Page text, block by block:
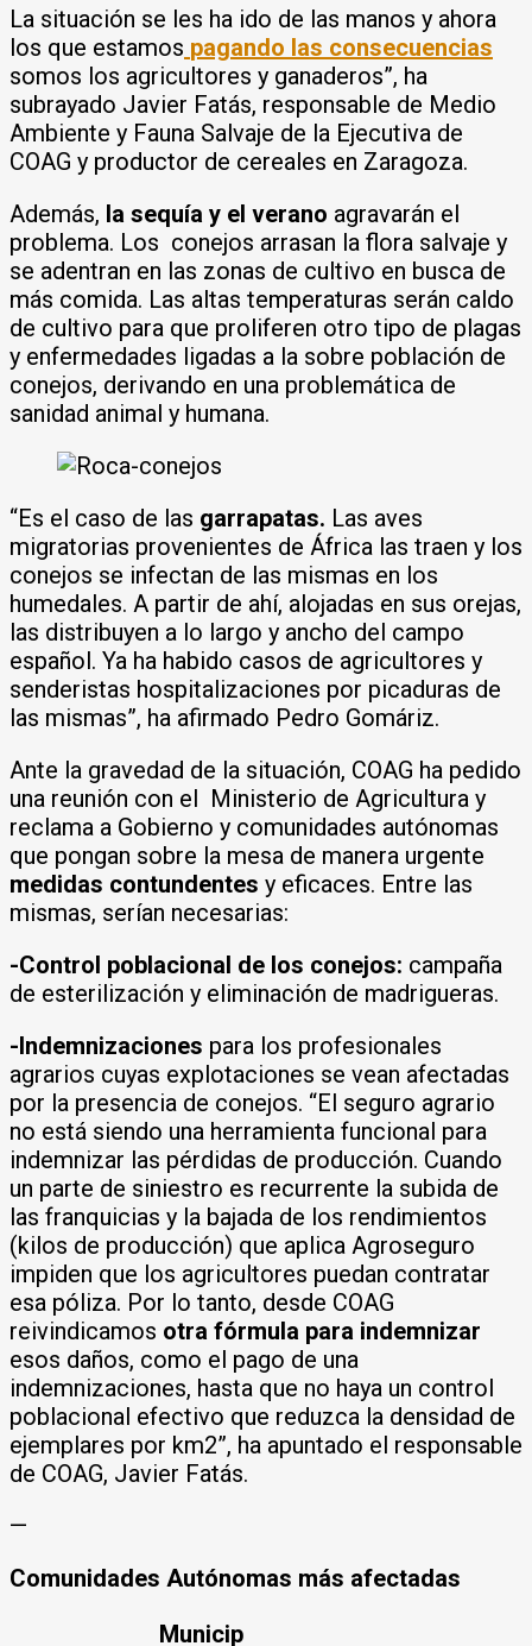
La situación se les ha ido de las manos y ahora
los que estamos pagando las consecuencias
somos los agricultores y ganaderos”, ha
subrayado Javier Fatás, responsable de Medio
Ambiente y Fauna Salvaje de la Ejecutiva de
COAG y productor de cereales en Zaragoza.
Además, la sequía y el verano agravarán el
problema. Los conejos arrasan la flora salvaje y
se adentran en las zonas de cultivo en busca de
más comida. Las altas temperaturas serán caldo
de cultivo para que proliferen otro tipo de plagas
y enfermedades ligadas a la sobre población de
conejos, derivando en una problemática de
sanidad animal y humana.
“Es el caso de las garrapatas. Las aves
migratorias provenientes de África las traen y los
conejos se infectan de las mismas en los
humedales. A partir de ahí, alojadas en sus orejas,
las distribuyen a lo largo y ancho del campo
español. Ya ha habido casos de agricultores y
senderistas hospitalizaciones por picaduras de
las mismas”, ha afirmado Pedro Gomáriz.
Ante la gravedad de la situación, COAG ha pedido
una reunión con el Ministerio de Agricultura y
reclama a Gobierno y comunidades autónomas
que pongan sobre la mesa de manera urgente
medidas contundentes y eficaces. Entre las
mismas, serían necesarias:
-Control poblacional de los conejos: campaña
de esterilización y eliminación de madrigueras.
-Indemnizaciones para los profesionales
agrarios cuyas explotaciones se vean afectadas
por la presencia de conejos. “El seguro agrario
no está siendo una herramienta funcional para
indemnizar las pérdidas de producción. Cuando
un parte de siniestro es recurrente la subida de
las franquicias y la bajada de los rendimientos
(kilos de producción) que aplica Agroseguro
impiden que los agricultores puedan contratar
esa póliza. Por lo tanto, desde COAG
reivindicamos otra fórmula para indemnizar
esos daños, como el pago de una
indemnizaciones, hasta que no haya un control
poblacional efectivo que reduzca la densidad de
ejemplares por km2”, ha apuntado el responsable
de COAG, Javier Fatás.
—
Comunidades Autónomas más afectadas
Municip